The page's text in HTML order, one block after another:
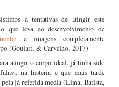
a tentativas de atingir este
que leva ao desenvolvimento de
e imagens completamente
(Goulart, & Carvalho, 2017).
atingir o corpo ideal, já tinha sido
na histeria e que mais tarde
pela já referida media (Lima, Batista,